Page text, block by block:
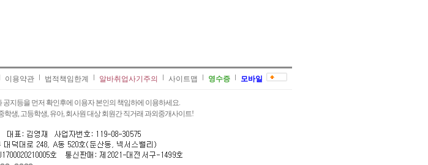
이용약관 법적책임한계 알바취업사기주의 사이트맵 영수증 모바일
공지등을 먼저 확인후에 이용자 본인의 책임하에 이용하세요.
학생, 고등학생, 유아, 회사원 대상 회원간 직거래 과외중개사이트!